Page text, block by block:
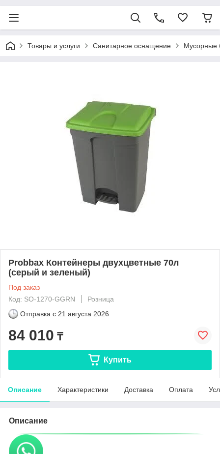
Товары и услуги Санитарное оснащение Мусорные
Probbax Контейнеры двухцветные 70л
(серый и зеленый)
Под заказ
Код: SO-1270-GGRN
Розница
Отправка с 21 августа 2026
84 010 ₸
Купить
Описание Характеристики Доставка Оплата
Описание